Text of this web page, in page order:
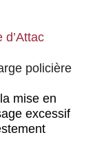
policière
mise en
excessif